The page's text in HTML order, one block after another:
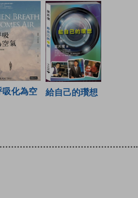
吸化為空
給自己的瓚想